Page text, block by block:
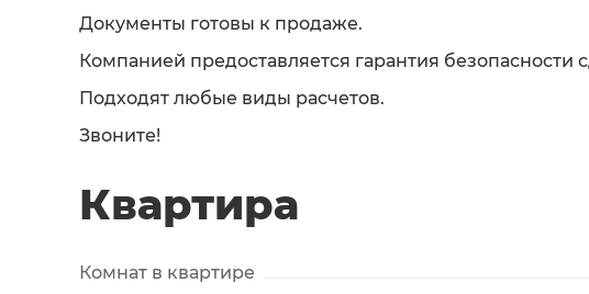
Документы готовы к продаже.
Компанией предоставляется гарантия безопасности
Подходят любые виды расчетов.
Звоните!
Квартира
Комнат в квартире